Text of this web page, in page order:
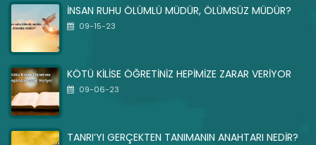
İNSAN RUHU ÖLÜMLÜ MÜDÜR, ÖLÜMSÜZ MÜDÜR?
09-15-23
KÖTÜ KİLİSE ÖĞRETİNİZ HEPİMİZE ZARAR VERİYOR
09-06-23
TANRI’YI GERÇEKTEN TANIMANIN ANAHTARI NEDİR?